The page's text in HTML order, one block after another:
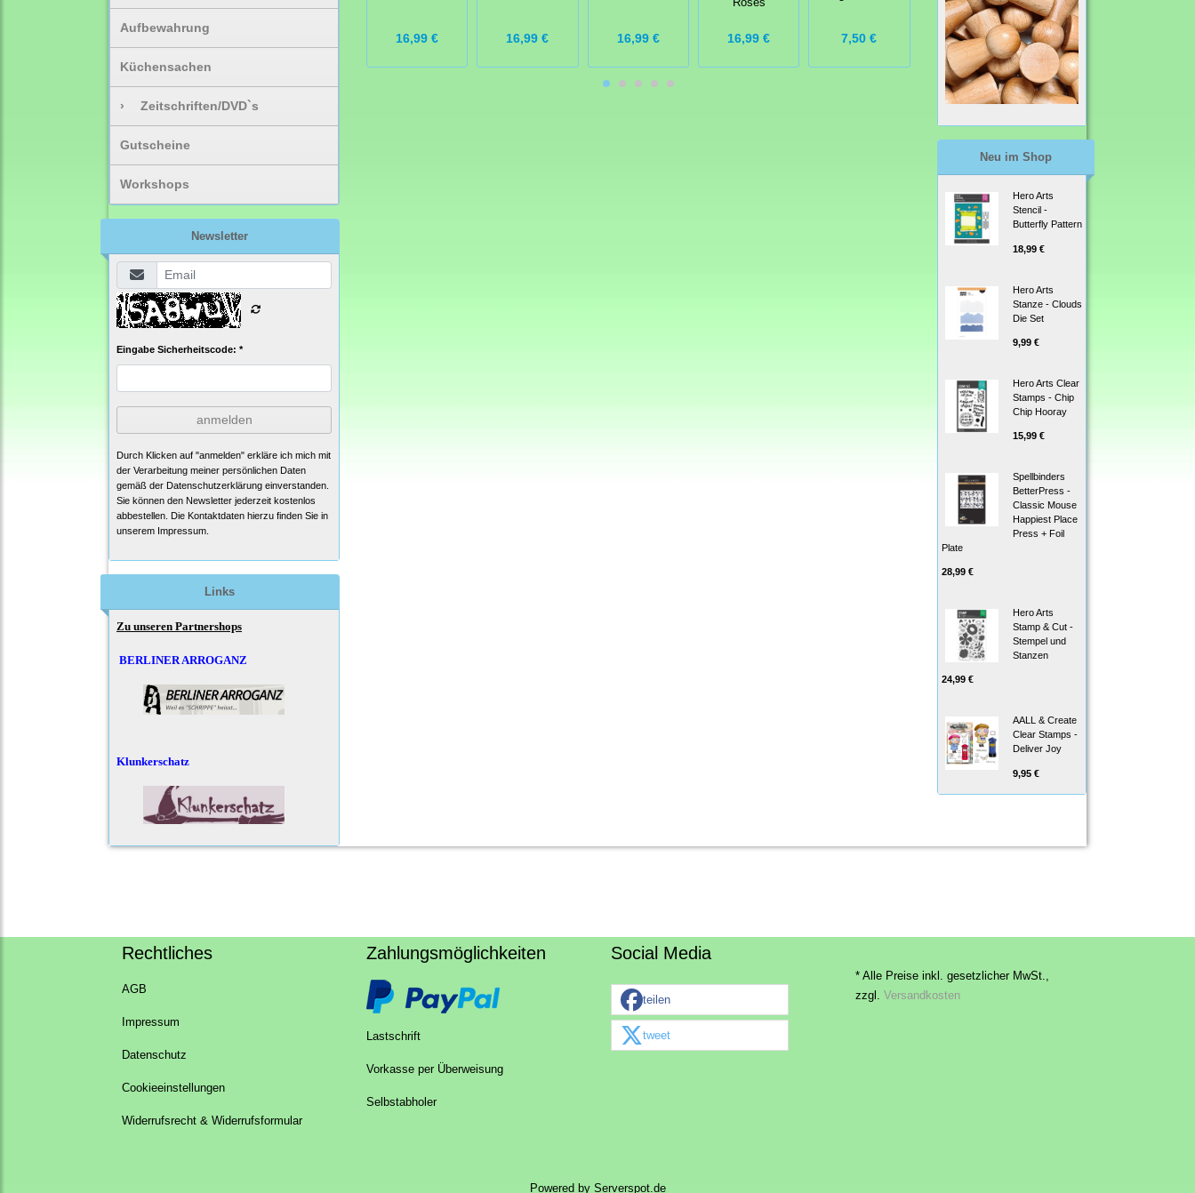
Aufbewahrung
Küchensachen
› Zeitschriften/DVD`s
Gutscheine
Workshops
Newsletter
Eingabe Sicherheitscode: *
anmelden
Durch Klicken auf "anmelden" erkläre ich mich mit
der Verarbeitung meiner persönlichen Daten
gemäß der Datenschutzerklärung einverstanden.
Sie können den Newsletter jederzeit kostenlos
abbestellen. Die Kontaktdaten hierzu finden Sie in
unserem Impressum.
Links
Zu unseren Partnershops
BERLINER ARROGANZ
Klunkerschatz
16,99 € 16,99 € 16,99 €
Roses
16,99 € 7,50 € 16,99 €
Grid
16,99 €
Neu im Shop
Hero Arts
Stencil -
Butterfly Pattern
18,99 €
Hero Arts
Stanze - Clouds
Die Set
9,99 €
Hero Arts Clear
Stamps - Chip
Chip Hooray
15,99 €
Spellbinders
BetterPress -
Classic Mouse
Happiest Place
Press + Foil
Plate
28,99 €
Hero Arts
Stamp & Cut -
Stempel und
Stanzen
24,99 €
AALL & Create
Clear Stamps -
Deliver Joy
9,95 €
Rechtliches
AGB
Impressum
Datenschutz
Cookieeinstellungen
Widerrufsrecht & Widerrufsformular
Zahlungsmöglichkeiten
Lastschrift
Vorkasse per Überweisung
Selbstabholer
Social Media
teilen
tweet
* Alle Preise inkl. gesetzlicher MwSt.,
zzgl. Versandkosten
Powered by Serverspot.de